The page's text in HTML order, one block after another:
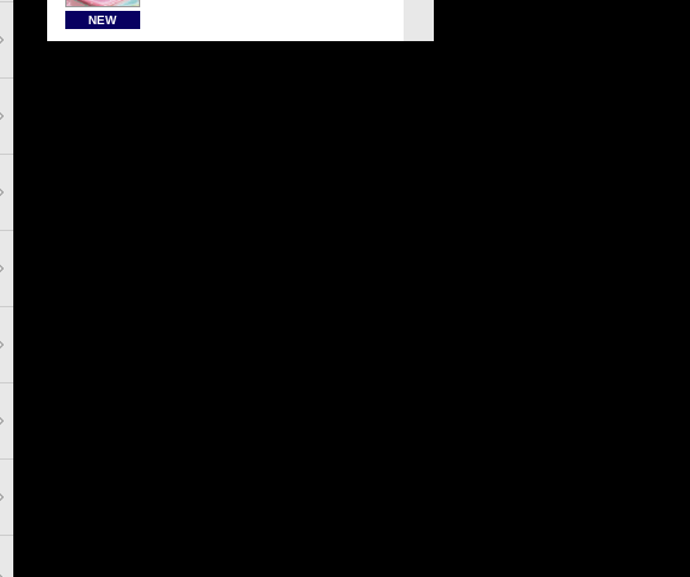
NEW